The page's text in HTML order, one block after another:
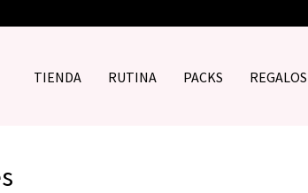
TIENDA RUTINA PACKS REGALOS